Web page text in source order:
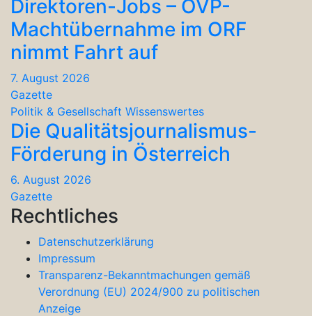
Direktoren-Jobs – ÖVP-
Machtübernahme im ORF
nimmt Fahrt auf
7. August 2026
Gazette
Politik & Gesellschaft Wissenswertes
Die Qualitätsjournalismus-
Förderung in Österreich
6. August 2026
Gazette
Rechtliches
Datenschutzerklärung
Impressum
Transparenz-Bekanntmachungen gemäß
Verordnung (EU) 2024/900 zu politischen
Anzeige